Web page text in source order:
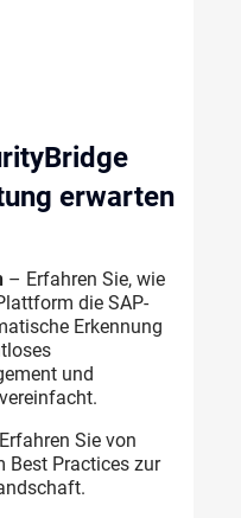
erwarten
– Erfahren Sie, wie
die SAP-
Erkennung
vereinfacht.
Erfahren
Best Practices zur
.